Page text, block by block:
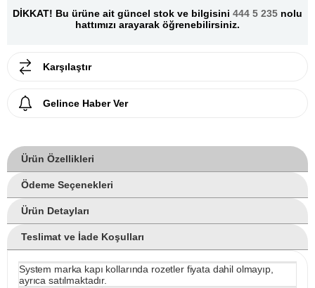
DİKKAT! Bu ürüne ait güncel stok ve bilgisini 444 5 235 nolu
hattımızı arayarak öğrenebilirsiniz.
Karşılaştır
Gelince Haber Ver
Ürün Özellikleri
Ödeme Seçenekleri
Ürün Detayları
Teslimat ve İade Koşulları
System marka kapı kollarında rozetler fiyata dahil olmayıp,
ayrıca satılmaktadır.